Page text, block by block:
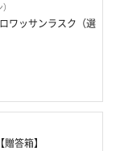
ワッサンラスク（選
答箱】